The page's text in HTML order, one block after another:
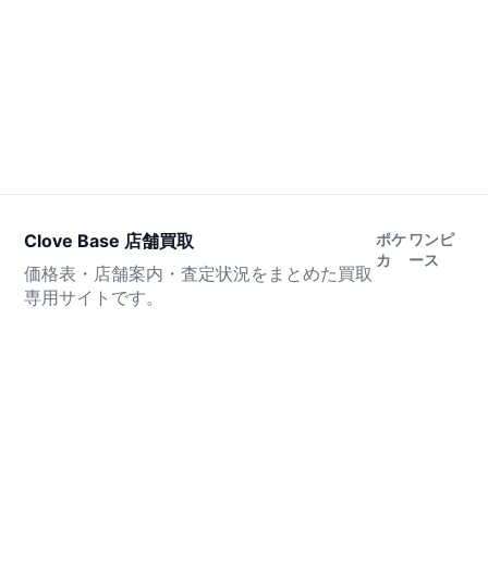
Clove Base 店舗買取
価格表・店舗案内・査定状況をまとめた買取
専用サイトです。
ポケ
カ
ワンピ
ース